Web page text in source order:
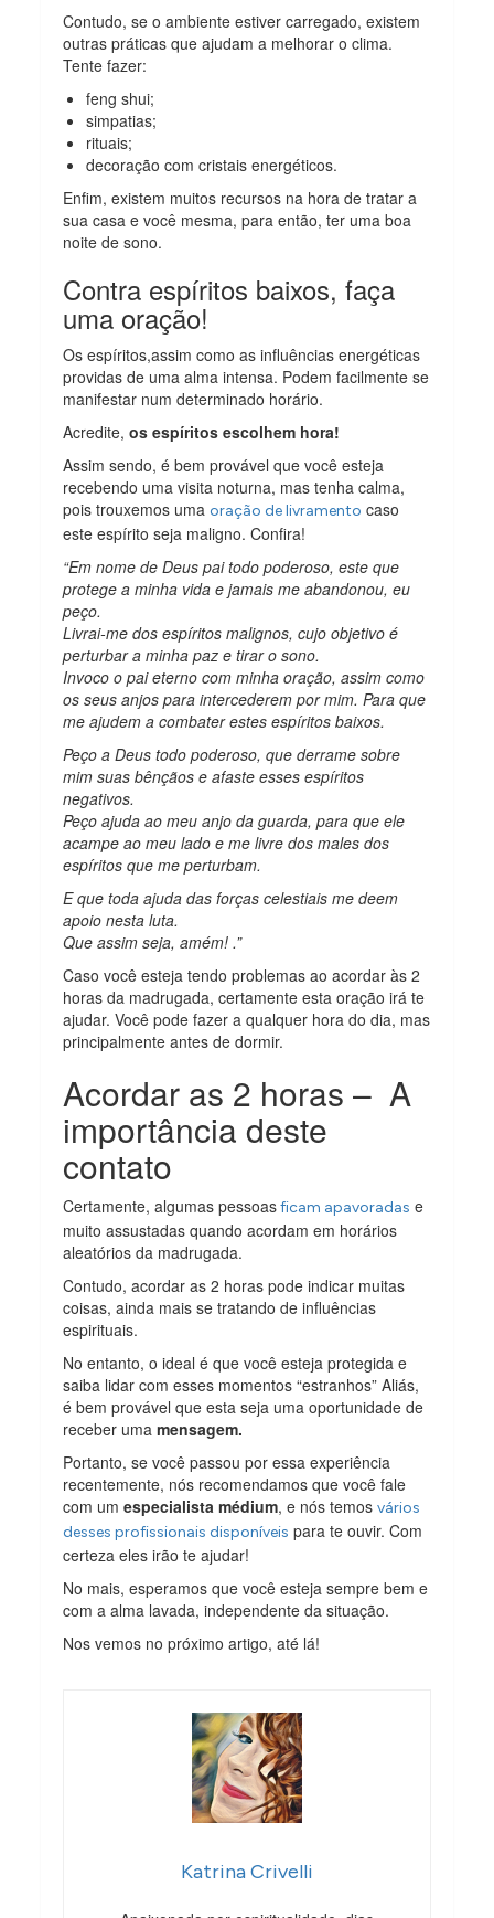
Contudo, se o ambiente estiver carregado, existem
outras práticas que ajudam a melhorar o clima.
Tente fazer:
feng shui;
simpatias;
rituais;
decoração com cristais energéticos.
Enfim, existem muitos recursos na hora de tratar a
sua casa e você mesma, para então, ter uma boa
noite de sono.
Contra espíritos baixos, faça
uma oração!
Os espíritos,assim como as influências energéticas
providas de uma alma intensa. Podem facilmente se
manifestar num determinado horário.
Acredite,os espíritos escolhem hora!
Assim sendo, é bem provável que você esteja
recebendo uma visita noturna, mas tenha calma,
pois trouxemos umaoração de livramento caso
este espírito seja maligno. Confira!
“Em nome de Deus pai todo poderoso, este que
protege a minha vida e jamais me abandonou, eu
peço.
Livrai-me dos espíritos malignos, cujo objetivo é
perturbar a minha paz e tirar o sono.
Invoco o pai eterno com minha oração, assim como
os seus anjos para intercederem por mim. Para que
me ajudem a combater estes espíritos baixos.
Peço a Deus todo poderoso, que derrame sobre
mim suas bênçãos e afaste esses espíritos
negativos.
Peço ajuda ao meu anjo da guarda, para que ele
acampe ao meu lado e me livre dos males dos
espíritos que me perturbam.
E que toda ajuda das forças celestiais me deem
apoio nesta luta.
Que assim seja, amém! .”
Caso você esteja tendo problemas ao acordar às 2
horas da madrugada, certamente esta oração irá te
ajudar. Você pode fazer a qualquer hora do dia, mas
principalmente antes de dormir.
Acordar as 2 horas – A
importância deste
contato
Certamente, algumas pessoasficam apavoradas e
muito assustadas quando acordam em horários
aleatórios da madrugada.
Contudo, acordar as 2 horas pode indicar muitas
coisas, ainda mais se tratando de influências
espirituais.
No entanto, o ideal é que você esteja protegida e
saiba lidar com esses momentos “estranhos” Aliás,
é bem provável que esta seja uma oportunidade de
receber umamensagem.
Portanto, se você passou por essa experiência
recentemente, nós recomendamos que você fale
com umespecialista médium, e nós temosvários
desses profissionais disponíveis para te ouvir. Com
certeza eles irão te ajudar!
No mais, esperamos que você esteja sempre bem e
com a alma lavada, independente da situação.
Nos vemos no próximo artigo, até lá!
Katrina Crivelli